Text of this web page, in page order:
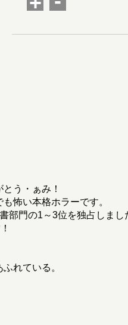
う・ぁみ！
怖い本格ホラーです。
門の1～3位を独占しまし
れている。